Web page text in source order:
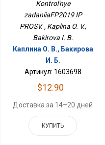
Kontrol'nye
zadaniiaFP2019 IP
PROSV. , Kaplina O. V.,
Bakirova I. B.
Каплина О. В., Бакирова
И. Б.
Артикул: 1603698
$12.90
Доставка за 14–20 дней
КУПИТЬ